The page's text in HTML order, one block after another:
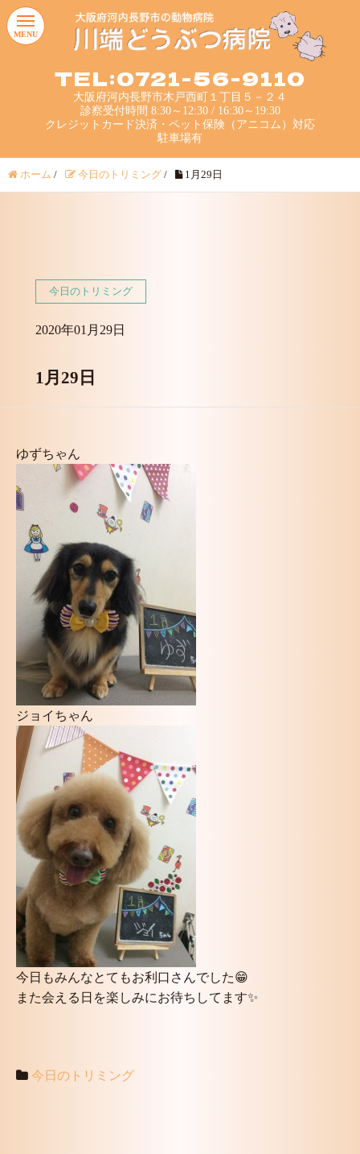
TEL:0721-56-9110
大阪府河内長野市木戸西町１丁目５－２４
診察受付時間 8:30～12:30 / 16:30～19:30
クレジットカード決済・ペット保険（アニコム）対応
駐車場有
MENU
ホーム / 今日のトリミング / 1月29日
今日のトリミング
2020年01月29日
1月29日
ゆずちゃん
ジョイちゃん
今日もみんなとてもお利口さんでした😁
また会える日を楽しみにお待ちしてます✨
今日のトリミング